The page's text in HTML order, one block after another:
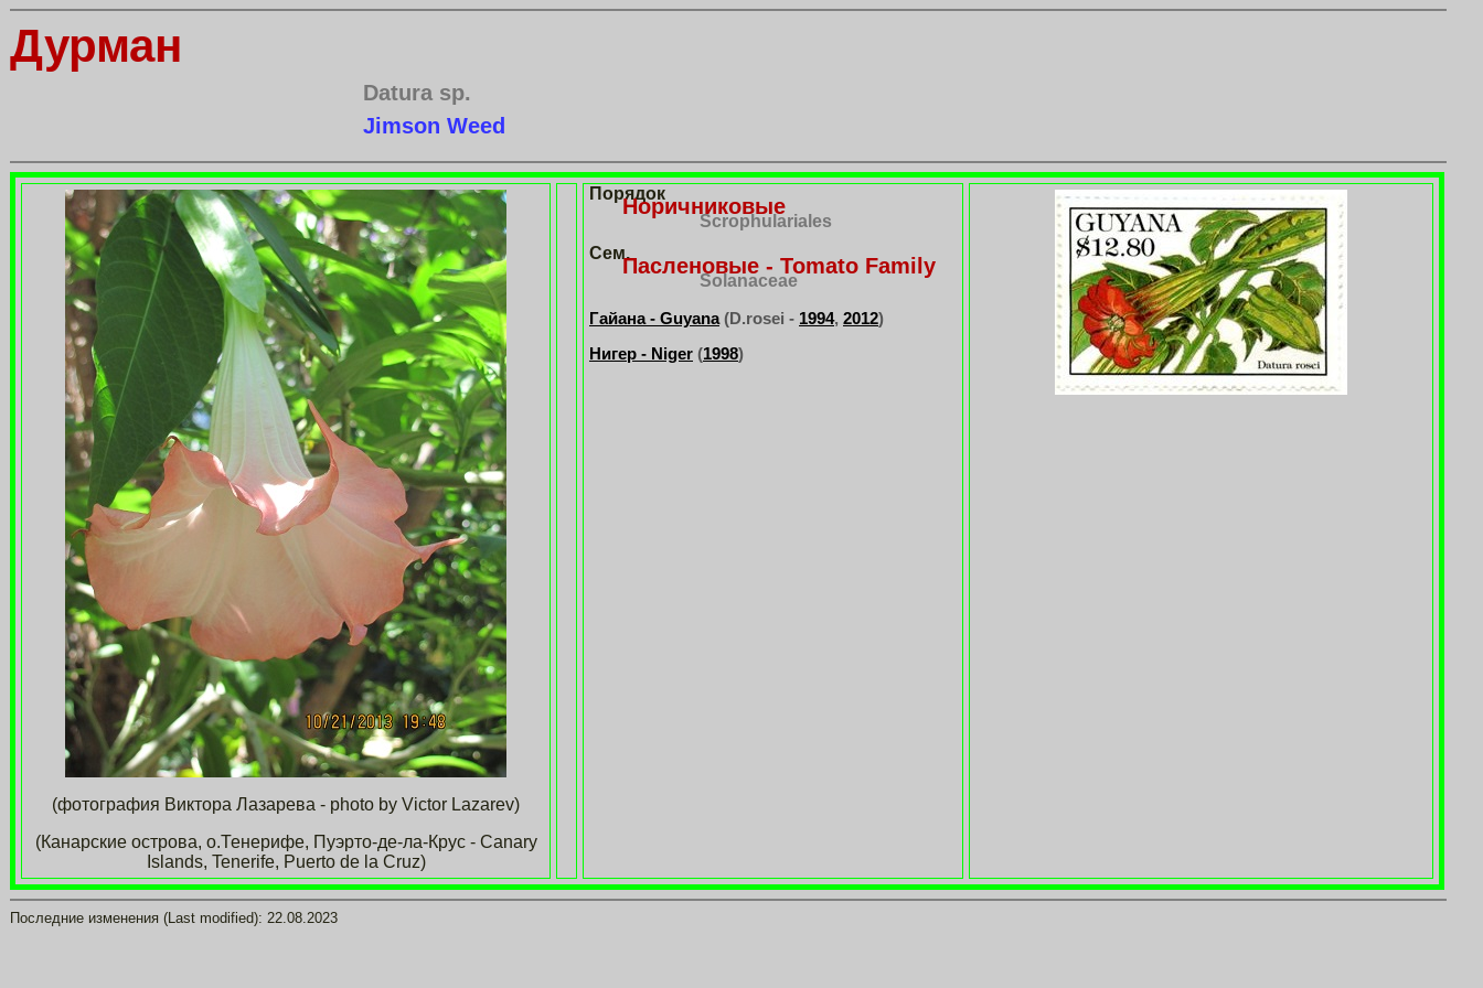
Дурман
Datura sp.
Jimson Weed
(фотография Виктора Лазарева - photo by Victor Lazarev)
(Канарские острова, о.Тенерифе, Пуэрто-де-ла-Крус - Canary
Islands, Tenerife, Puerto de la Cruz)
Порядок
Норичниковые
Scrophulariales
Сем.
Пасленовые - Tomato Family
Solanaceae
Гайана - Guyana(D.rosei - 1994, 2012)
Нигер - Niger (1998)
Последние изменения (Last modified): 22.08.2023